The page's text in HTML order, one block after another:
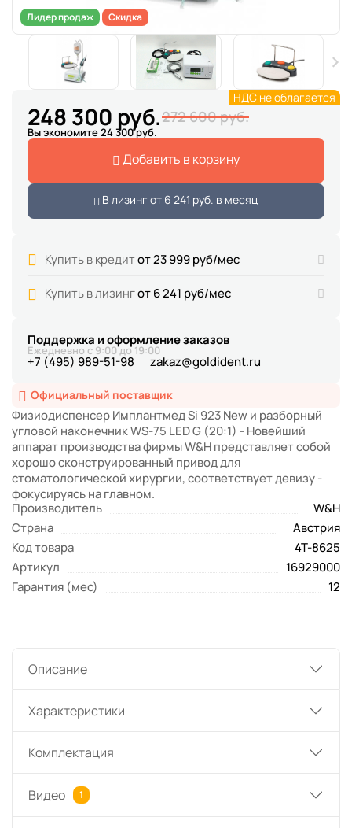
Лидер продаж Скидка
Официальный поставщик
Физиодиспенсер Имплантмед Si 923 New и разборный
угловой наконечник WS-75 LED G (20:1) - Новейший
аппарат производства фирмы W&H представляет собой
хорошо сконструированный привод для
стоматологической хирургии, соответствует девизу -
фокусируясь на главном.
Производитель
W&H
Страна
Австрия
Код товара
4T-8625
Артикул
16929000
Гарантия (мес)
12
248 300 руб.272 600 руб.
Вы экономите 24 300 руб.
Добавить в корзину
В лизинг от 6 241 руб. в месяц
НДС не облагается
Купить в кредитот 23 999 руб/мес
Купить в лизингот 6 241 руб/мес
Поддержка и оформление заказов
Ежедневно с 9:00 до 19:00
+7 (495) 989-51-98 zakaz@goldident.ru
Описание
Характеристики
Комплектация
Видео 1